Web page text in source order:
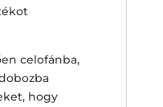
celofánba,
hogy